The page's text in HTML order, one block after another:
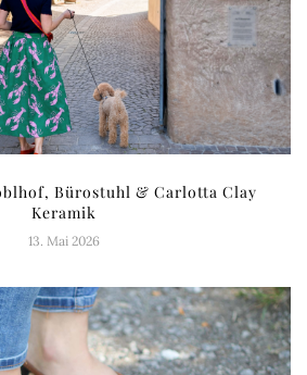
Bürostuhl & Carlotta Clay
Keramik
13. Mai 2026